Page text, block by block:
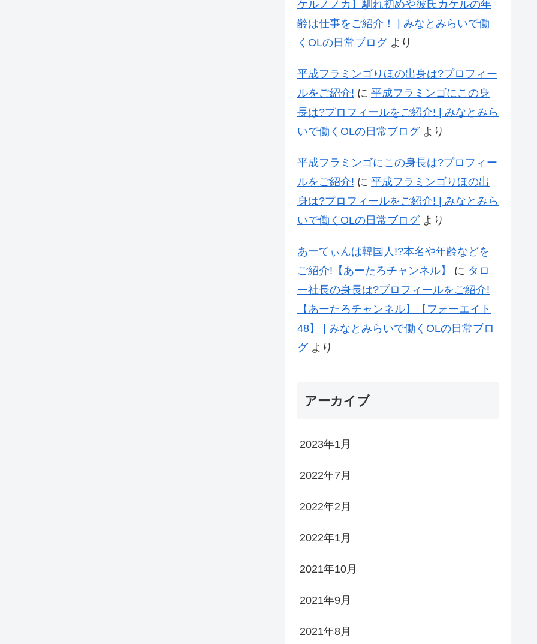
ケルノノカ】馴れ初めや彼氏カケルの年
齢は仕事をご紹介！ | みなとみらいで働
くOLの日常ブログより
平成フラミンゴりほの出身は?プロフィー
ルをご紹介! に 平成フラミンゴにこの身
長は?プロフィールをご紹介! | みなとみら
いで働くOLの日常ブログより
平成フラミンゴにこの身長は?プロフィー
ルをご紹介! に 平成フラミンゴりほの出
身は?プロフィールをご紹介! | みなとみら
いで働くOLの日常ブログより
あーてぃんは韓国人!?本名や年齢などを
ご紹介!【あーたろチャンネル】
に タロ
ー社長の身長は?プロフィールをご紹介!
【あーたろチャンネル】【フォーエイト
48】 | みなとみらいで働くOLの日常ブロ
グより
アーカイブ
2023年1月
2022年7月
2022年2月
2022年1月
2021年10月
2021年9月
2021年8月